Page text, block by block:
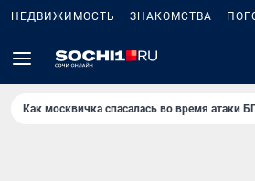
НЕДВИЖИМОСТЬ ЗНАКОМСТВА
Как москвичка спасалась во время атаки